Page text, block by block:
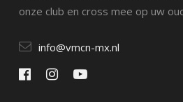
onze club en cross mee op uw
info@vmcn-mx.nl